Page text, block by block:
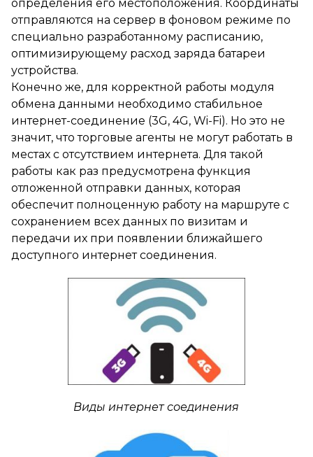
определения его местоположения. Координаты
отправляются на сервер в фоновом режиме по
специально разработанному расписанию,
оптимизирующему расход заряда батареи
устройства.
Конечно же, для корректной работы модуля
обмена данными необходимо стабильное
интернет-соединение (3G, 4G, Wi-Fi). Но это не
значит, что торговые агенты не могут работать в
местах с отсутствием интернета. Для такой
работы как раз предусмотрена функция
отложенной отправки данных, которая
обеспечит полноценную работу на маршруте с
сохранением всех данных по визитам и
передачи их при появлении ближайшего
доступного интернет соединения.
Виды интернет соединения